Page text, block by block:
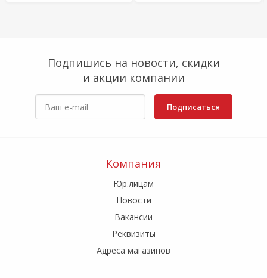
Подпишись на новости, скидки
и акции компании
Подписаться
Компания
Юр.лицам
Новости
Вакансии
Реквизиты
Адреса магазинов